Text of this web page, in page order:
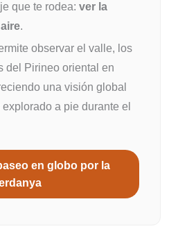
que te rodea: ver la
.
observar el valle, los
del Pirineo oriental en
una visión global
a pie durante el
en globo por la